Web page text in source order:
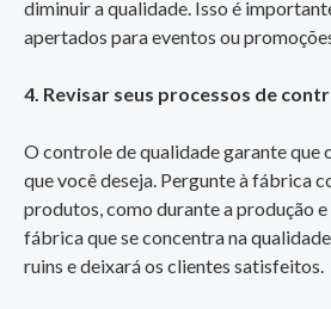
diminuir a qualidade. Isso é
apertados para eventos ou
4. Revisar seus processos de
O controle de qualidade garante que
que você deseja. Pergunte à fábrica
produtos, como durante a produção
fábrica que se concentra na
ruins e deixará os clientes satisfeitos.